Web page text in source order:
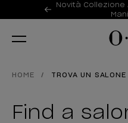
Offerte
Novità Collezione
Item 1 of 2
HOME TROVA UN SALONE
Find a